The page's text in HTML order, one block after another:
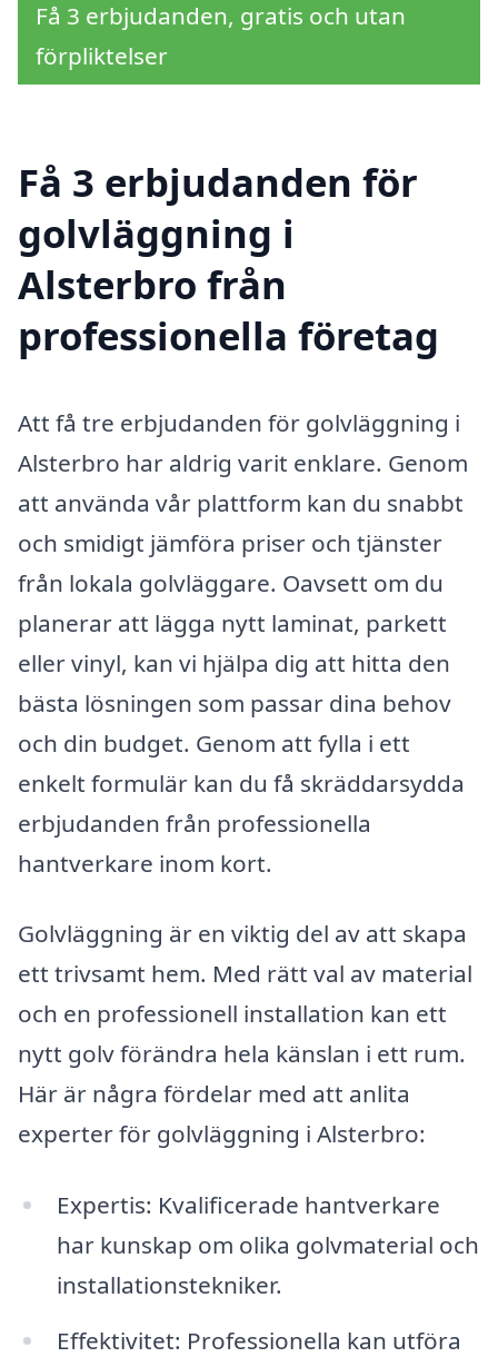
Få 3 erbjudanden, gratis och utan
förpliktelser
Få 3 erbjudanden för
golvläggning i
Alsterbro från
professionella företag
Att få tre erbjudanden för golvläggning i
Alsterbro har aldrig varit enklare. Genom
att använda vår plattform kan du snabbt
och smidigt jämföra priser och tjänster
från lokala golvläggare. Oavsett om du
planerar att lägga nytt laminat, parkett
eller vinyl, kan vi hjälpa dig att hitta den
bästa lösningen som passar dina behov
och din budget. Genom att fylla i ett
enkelt formulär kan du få skräddarsydda
erbjudanden från professionella
hantverkare inom kort.
Golvläggning är en viktig del av att skapa
ett trivsamt hem. Med rätt val av material
och en professionell installation kan ett
nytt golv förändra hela känslan i ett rum.
Här är några fördelar med att anlita
experter för golvläggning i Alsterbro:
Expertis: Kvalificerade hantverkare
har kunskap om olika golvmaterial och
installationstekniker.
Effektivitet: Professionella kan utföra